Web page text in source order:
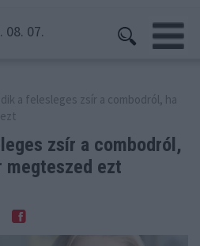
08. 07.
a felesleges zsír a combodról, ha
zsír a combodról,
megteszed ezt